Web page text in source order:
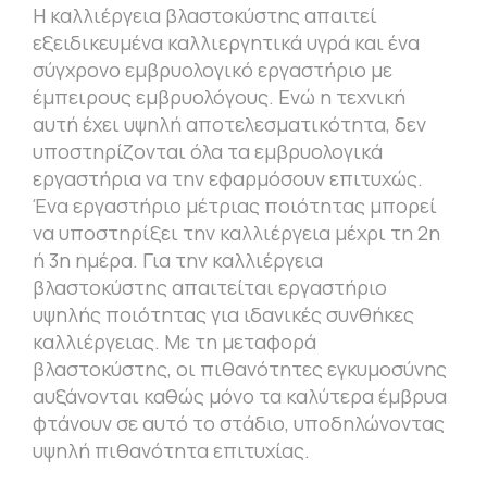
Η καλλιέργεια βλαστοκύστης απαιτεί
εξειδικευμένα καλλιεργητικά υγρά και ένα
σύγχρονο εμβρυολογικό εργαστήριο με
έμπειρους εμβρυολόγους. Ενώ η τεχνική
αυτή έχει υψηλή αποτελεσματικότητα, δεν
υποστηρίζονται όλα τα εμβρυολογικά
εργαστήρια να την εφαρμόσουν επιτυχώς.
Ένα εργαστήριο μέτριας ποιότητας μπορεί
να υποστηρίξει την καλλιέργεια μέχρι τη 2η
ή 3η ημέρα. Για την καλλιέργεια
βλαστοκύστης απαιτείται εργαστήριο
υψηλής ποιότητας για ιδανικές συνθήκες
καλλιέργειας. Με τη μεταφορά
βλαστοκύστης, οι πιθανότητες εγκυμοσύνης
αυξάνονται καθώς μόνο τα καλύτερα έμβρυα
φτάνουν σε αυτό το στάδιο, υποδηλώνοντας
υψηλή πιθανότητα επιτυχίας.